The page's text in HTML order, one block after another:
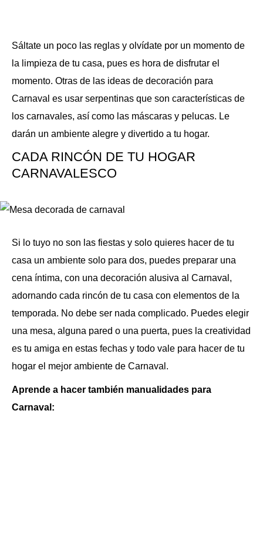
Sáltate un poco las reglas y olvídate por un momento de
la limpieza de tu casa, pues es hora de disfrutar el
momento. Otras de las ideas de decoración para
Carnaval es usar serpentinas que son características de
los carnavales, así como las máscaras y pelucas. Le
darán un ambiente alegre y divertido a tu hogar.
CADA RINCÓN DE TU HOGAR
CARNAVALESCO
Si lo tuyo no son las fiestas y solo quieres hacer de tu
casa un ambiente solo para dos, puedes preparar una
cena íntima, con una decoración alusiva al Carnaval,
adornando cada rincón de tu casa con elementos de la
temporada. No debe ser nada complicado. Puedes elegir
una mesa, alguna pared o una puerta, pues la creatividad
es tu amiga en estas fechas y todo vale para hacer de tu
hogar el mejor ambiente de Carnaval.
Aprende a hacer también manualidades para
Carnaval: